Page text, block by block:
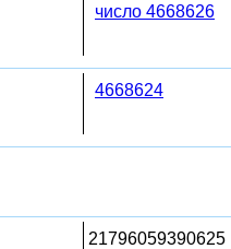
число 4668626
4668624
21796059390625